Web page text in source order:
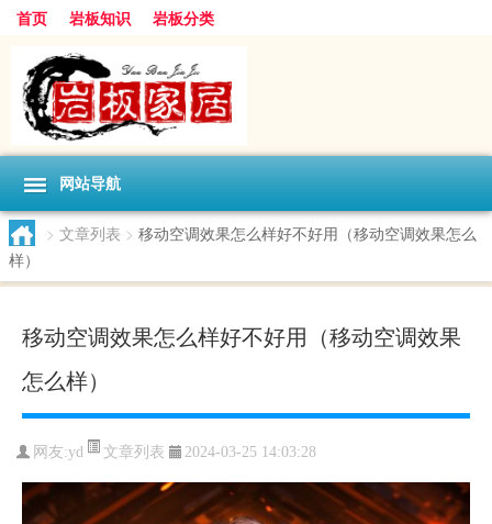
首页 岩板知识 岩板分类
网站导航
> 文章列表 > 移动空调效果怎么样好不好用（移动空调效果怎么
样）
移动空调效果怎么样好不好用（移动空调效果
怎么样）
网友:yd 文章列表 2024-03-25 14:03:28